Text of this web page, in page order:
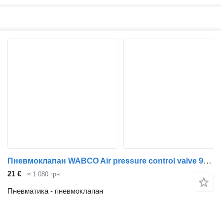
Пневмоклапан WABCO Air pressure control valve 9347147400 для тягача Volvo FM9
21 € ≈ 1 080 грн
Пневматика - пневмоклапан